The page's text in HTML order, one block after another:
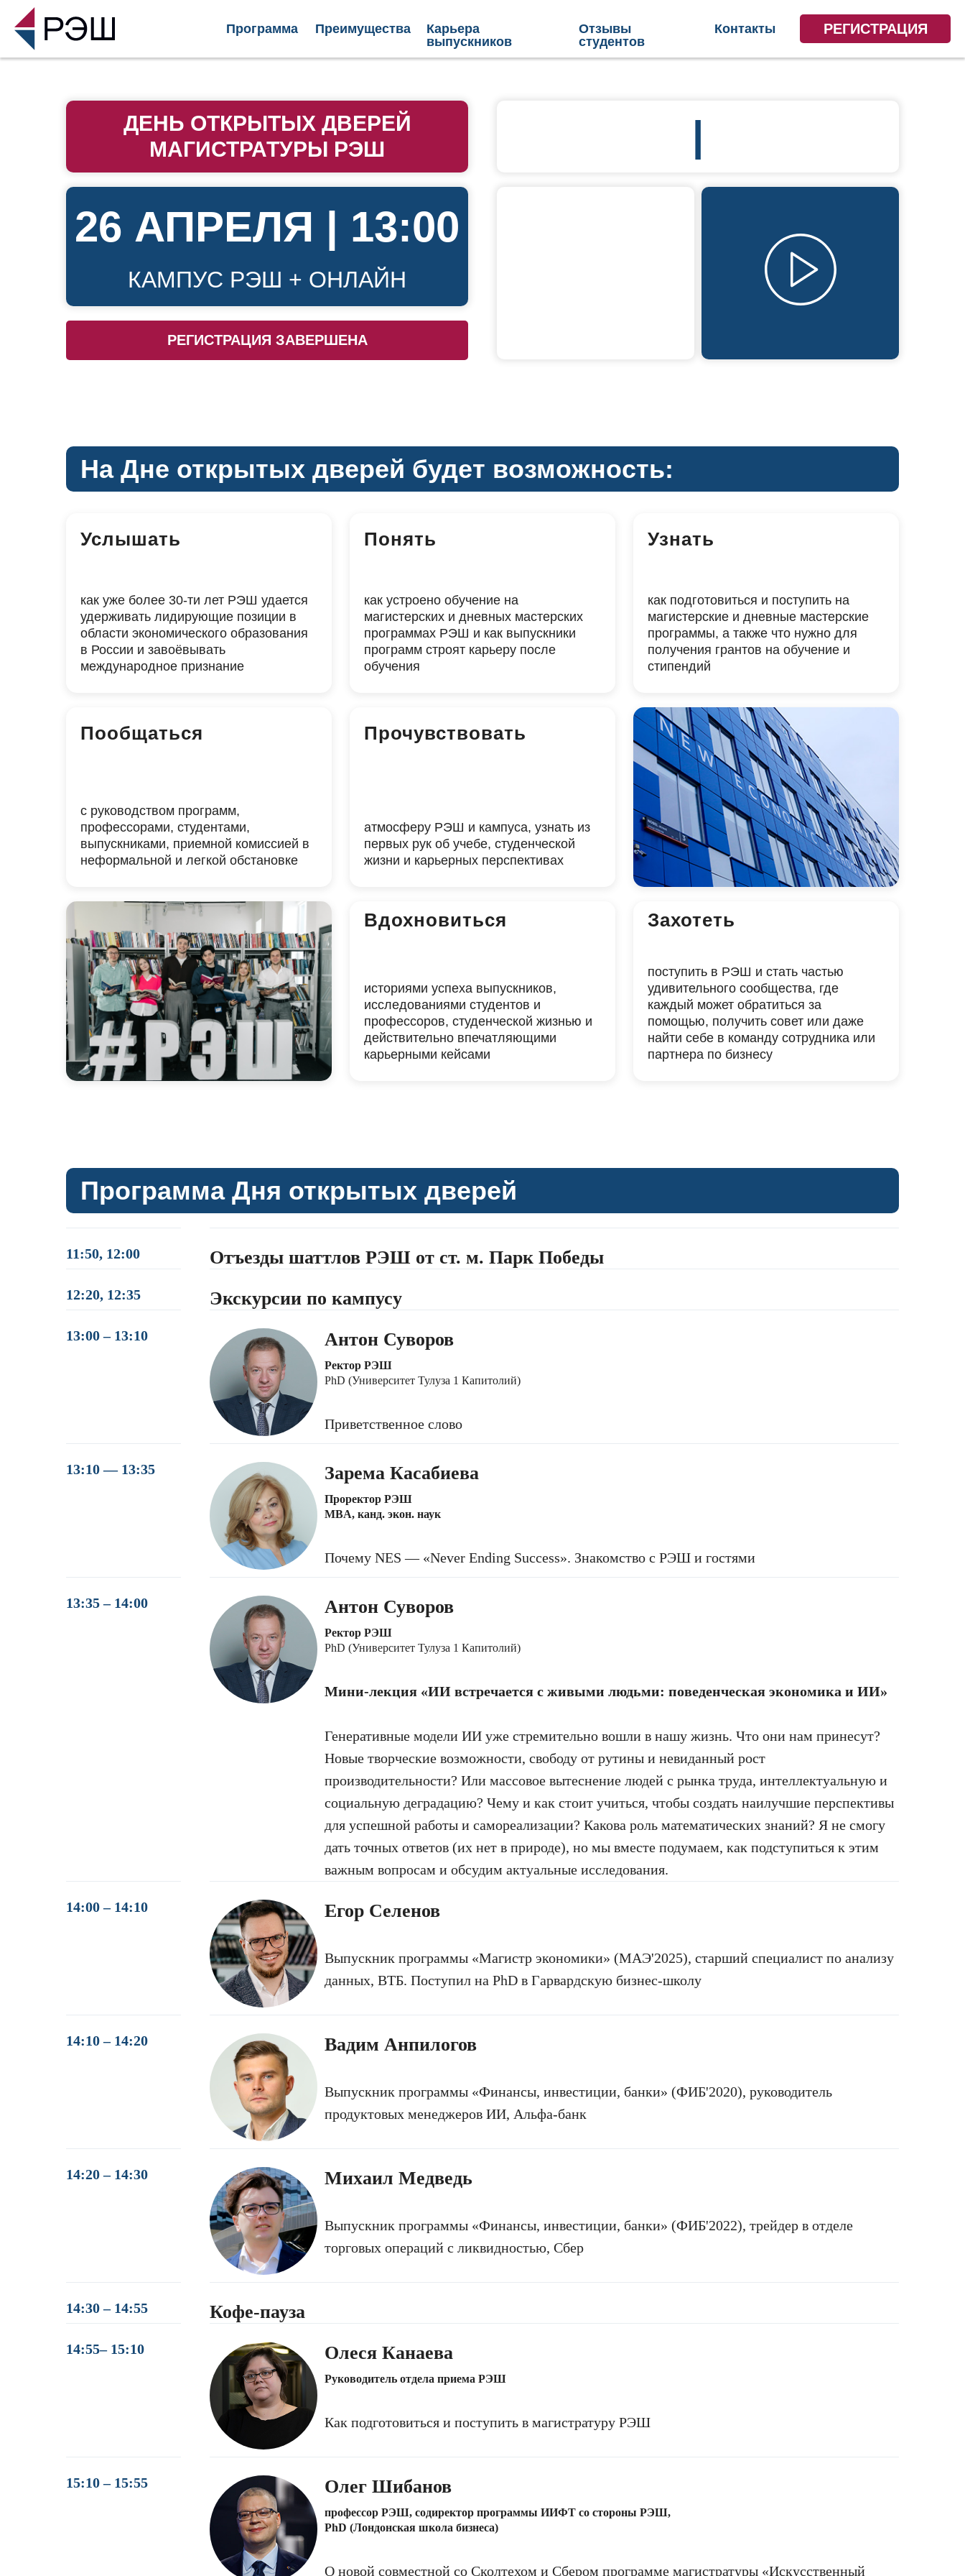
Контакты
Программа
Отзывы
студентов
РЕГИСТРАЦИЯ
Преимущества
Карьера
выпускников
РЕГИСТРАЦИЯ ЗАВЕРШЕНА
|
26 АПРЕЛЯ | 13:00
КАМПУС РЭШ + ОНЛАЙН
ДЕНЬ ОТКРЫТЫХ ДВЕРЕЙ
МАГИСТРАТУРЫ РЭШ
На Дне открытых дверей будет возможность:
как уже более 30-ти лет РЭШ удается
удерживать лидирующие позиции в
области экономического образования
в России и завоёвывать
международное признание
как устроено обучение на
магистерских и дневных мастерских
программах РЭШ и как выпускники
программ строят карьеру после
обучения
Понять
как подготовиться и поступить на
магистерские и дневные мастерские
программы, а также что нужно для
получения грантов на обучение и
стипендий
Узнать
Услышать
с руководством программ,
профессорами, студентами,
выпускниками, приемной комиссией в
неформальной и легкой обстановке
Пообщаться
атмосферу РЭШ и кампуса, узнать из
первых рук об учебе, студенческой
жизни и карьерных перспективах
Прочувствовать
историями успеха выпускников,
исследованиями студентов и
профессоров, студенческой жизнью и
действительно впечатляющими
карьерными кейсами
Вдохновиться
поступить в РЭШ и стать частью
удивительного сообщества, где
каждый может обратиться за
помощью, получить совет или даже
найти себе в команду сотрудника или
партнера по бизнесу
Захотеть
Программа Дня открытых дверей
11:50, 12:00 Отъезды шаттлов РЭШ от ст. м. Парк Победы
12:20, 12:35 Экскурсии по кампусу
13:00 – 13:10 Антон Суворов
Ректор РЭШ
PhD (Университет Тулуза 1 Капитолий)
Приветственное слово
13:10 — 13:35 Зарема Касабиева
Проректор РЭШ
МBA, канд. экон. наук
Почему NES — «Never Ending Success». Знакомство с РЭШ и гостями
13:35 – 14:00 Антон Суворов
Ректор РЭШ
PhD (Университет Тулуза 1 Капитолий)
Мини-лекция «ИИ встречается с живыми людьми: поведенческая экономика и ИИ»
Генеративные модели ИИ уже стремительно вошли в нашу жизнь. Что они нам принесут?
Новые творческие возможности, свободу от рутины и невиданный рост
производительности? Или массовое вытеснение людей с рынка труда, интеллектуальную и
социальную деградацию? Чему и как стоит учиться, чтобы создать наилучшие перспективы
для успешной работы и самореализации? Какова роль математических знаний? Я не смогу
дать точных ответов (их нет в природе), но мы вместе подумаем, как подступиться к этим
важным вопросам и обсудим актуальные исследования.
14:00 – 14:10 Егор Селенов
Выпускник программы «Магистр экономики» (МАЭ'2025), старший специалист по анализу
данных, ВТБ. Поступил на PhD в Гарвардскую бизнес-школу
14:10 – 14:20 Вадим Анпилогов
Выпускник программы «Финансы, инвестиции, банки» (ФИБ'2020), руководитель
продуктовых менеджеров ИИ, Альфа-банк
14:20 – 14:30 Михаил Медведь
Выпускник программы «Финансы, инвестиции, банки» (ФИБ'2022), трейдер в отделе
торговых операций с ликвидностью, Сбер
14:30 – 14:55 Кофе-пауза
14:55– 15:10 Олеся Канаева
Руководитель отдела приема РЭШ
Как подготовиться и поступить в магистратуру РЭШ
15:10 – 15:55 Олег Шибанов
профессор РЭШ, содиректор программы ИИФТ со стороны РЭШ,
PhD (Лондонская школа бизнеса)
О новой совместной со Сколтехом и Сбером программе магистратуры «Искусственный